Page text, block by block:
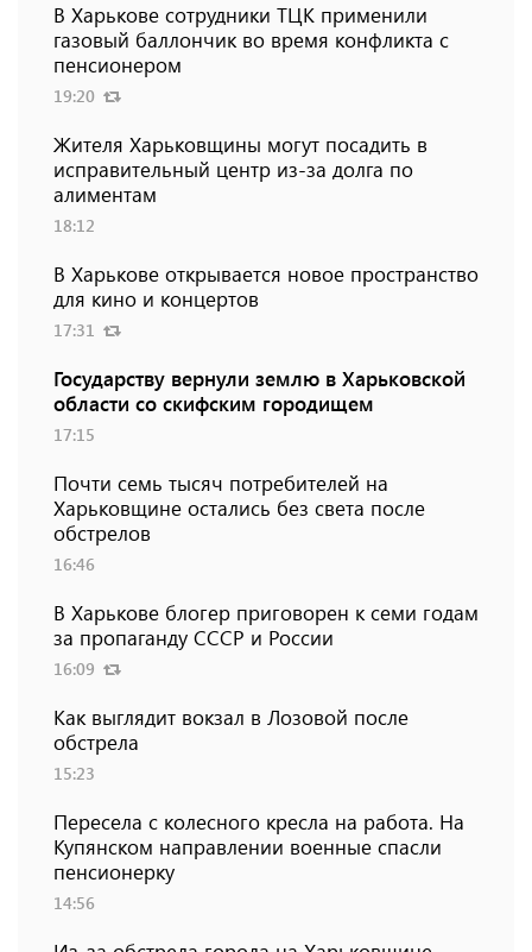
В Харькове сотрудники ТЦК применили
газовый баллончик во время конфликта с
пенсионером
19:20
Жителя Харьковщины могут посадить в
исправительный центр из-за долга по
алиментам
18:12
В Харькове открывается новое пространство
для кино и концертов
17:31
Государству вернули землю в Харьковской
области со скифским городищем
17:15
Почти семь тысяч потребителей на
Харьковщине остались без света после
обстрелов
16:46
В Харькове блогер приговорен к семи годам
за пропаганду СССР и России
16:09
Как выглядит вокзал в Лозовой после
обстрела
15:23
Пересела с колесного кресла на работа. На
Купянском направлении военные спасли
пенсионерку
14:56